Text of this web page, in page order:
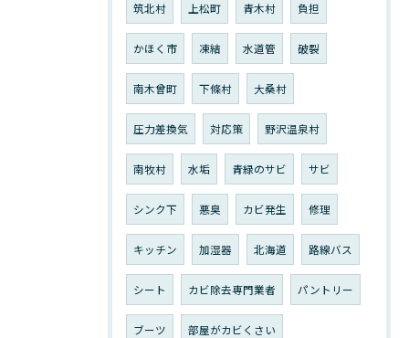
筑北村 上松町 青木村 負担
かほく市 凍結 水道管 破裂
南木曾町 下條村 大桑村
圧力差換気 対応策 野沢温泉村
南牧村 水垢 青緑のサビ サビ
シンク下 悪臭 カビ発生 修理
キッチン 加湿器 北海道 路線バス
シート カビ除去専門業者 パントリー
ブーツ 部屋がカビくさい